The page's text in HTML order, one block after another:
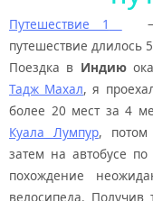
Путешествие 1
—
путешествие длилось
Поездка в Индию
Тадж Махал, я
более 20 мест за 4
Куала Лумпур, потом
затем на автобусе
похождение
велосипеда.